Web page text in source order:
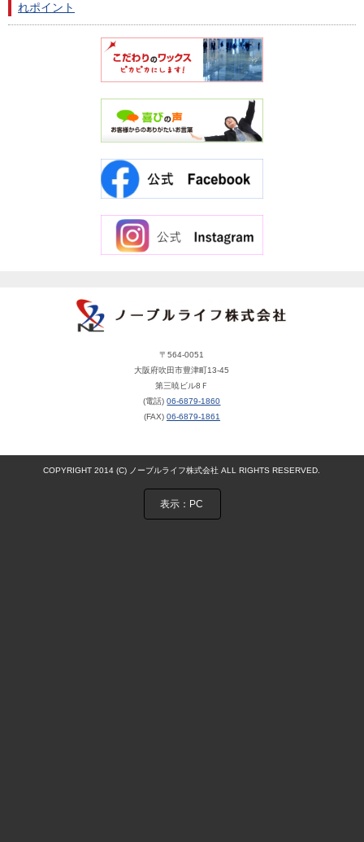
れポイント
〒564-0051
大阪府吹田市豊津町13-45
第三暁ビル8Ｆ
(電話)06-6879-1860
(FAX) 06-6879-1861
COPYRIGHT 2014 (C) ノーブルライフ株式会社 ALL RIGHTS RESERVED.
表示：PC